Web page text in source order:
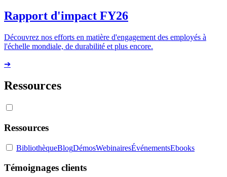
Rapport d'impact FY26
Découvrez nos efforts en matière d'engagement des employés à
l'échelle mondiale, de durabilité et plus encore.
➔
Ressources
Ressources
BibliothèqueBlogDémosWebinairesÉvénementsEbooks
Témoignages clients